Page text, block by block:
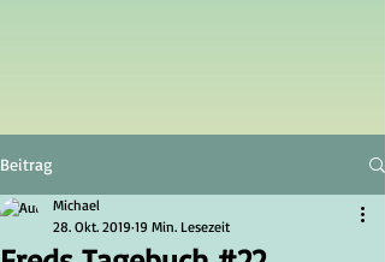
Beitrag
Michael
28. Okt. 2019 19 Min. Lesezeit